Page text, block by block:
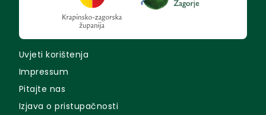
Uvjeti korištenja
Impressum
Pitajte nas
Izjava o pristupačnosti